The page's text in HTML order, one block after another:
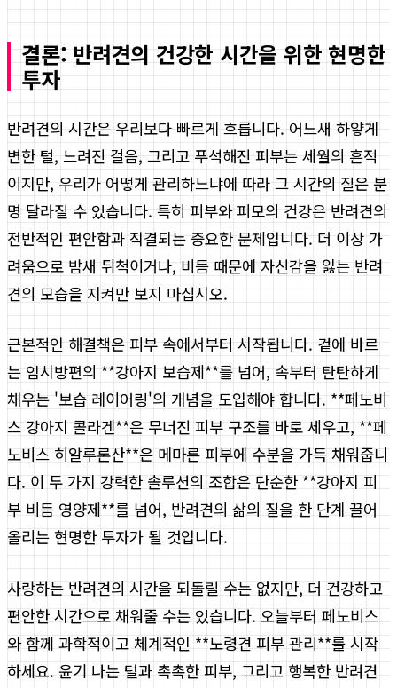
결론: 반려견의 건강한 시간을 위한 현명한
투자
반려견의 시간은 우리보다 빠르게 흐릅니다. 어느새 하얗게
변한 털, 느려진 걸음, 그리고 푸석해진 피부는 세월의 흔적
이지만, 우리가 어떻게 관리하느냐에 따라 그 시간의 질은 분
명 달라질 수 있습니다. 특히 피부와 피모의 건강은 반려견의
전반적인 편안함과 직결되는 중요한 문제입니다. 더 이상 가
려움으로 밤새 뒤척이거나, 비듬 때문에 자신감을 잃는 반려
견의 모습을 지켜만 보지 마십시오.
근본적인 해결책은 피부 속에서부터 시작됩니다. 겉에 바르
는 임시방편의 **강아지 보습제**를 넘어, 속부터 탄탄하게
채우는 '보습 레이어링'의 개념을 도입해야 합니다. **페노비
스 강아지 콜라겐**은 무너진 피부 구조를 바로 세우고, **페
노비스 히알루론산**은 메마른 피부에 수분을 가득 채워줍니
다. 이 두 가지 강력한 솔루션의 조합은 단순한 **강아지 피
부 비듬 영양제**를 넘어, 반려견의 삶의 질을 한 단계 끌어
올리는 현명한 투자가 될 것입니다.
사랑하는 반려견의 시간을 되돌릴 수는 없지만, 더 건강하고
편안한 시간으로 채워줄 수는 있습니다. 오늘부터 페노비스
와 함께 과학적이고 체계적인 **노령견 피부 관리**를 시작
하세요. 윤기 나는 털과 촉촉한 피부, 그리고 행복한 반려견